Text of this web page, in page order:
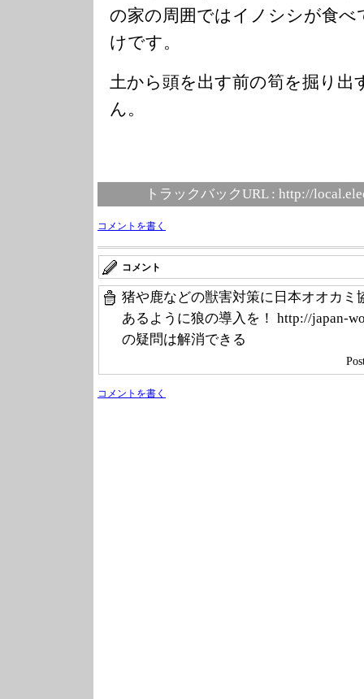
の家の周囲ではイノシシが食
けです。
土から頭を出す前の筍を掘り出
ん。
トラックバックURL : http://
コメントを書く
コメント
猪や鹿などの獣害対策に日本オオカ
あるように狼の導入を！ http://japan-
の疑問は解消できる
コメントを書く